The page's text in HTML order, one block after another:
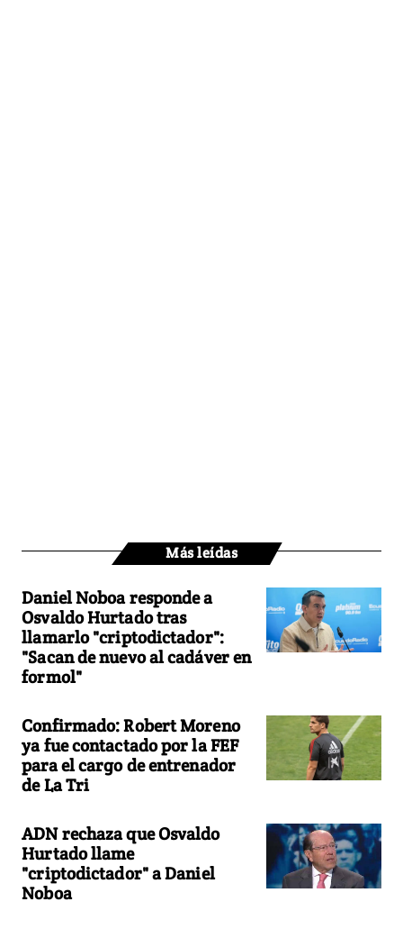
Más leídas
Daniel Noboa responde a
Osvaldo Hurtado tras
llamarlo "criptodictador":
"Sacan de nuevo al cadáver en
formol"
Confirmado: Robert Moreno
ya fue contactado por la FEF
para el cargo de entrenador
de La Tri
ADN rechaza que Osvaldo
Hurtado llame
"criptodictador" a Daniel
Noboa